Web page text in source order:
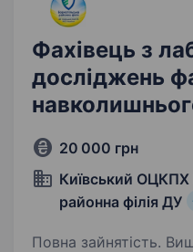
Фахівець з
досліджень
20 000 грн
Київський
районна філія ДУ
Повна зайнятість. Вища освіта.